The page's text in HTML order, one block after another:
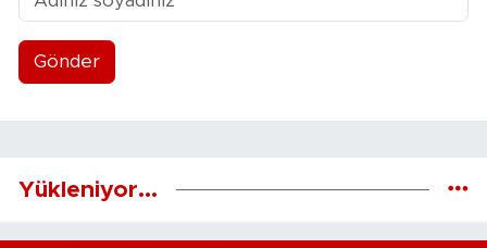
Gönder
Yükleniyor...